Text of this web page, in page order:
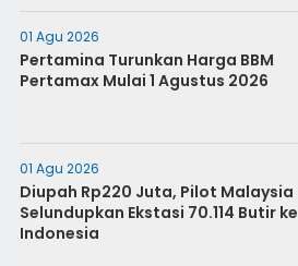
01 Agu 2026
Pertamina Turunkan Harga BBM
Pertamax Mulai 1 Agustus 2026
01 Agu 2026
Diupah Rp220 Juta, Pilot Malaysia
Selundupkan Ekstasi 70.114 Butir ke
Indonesia